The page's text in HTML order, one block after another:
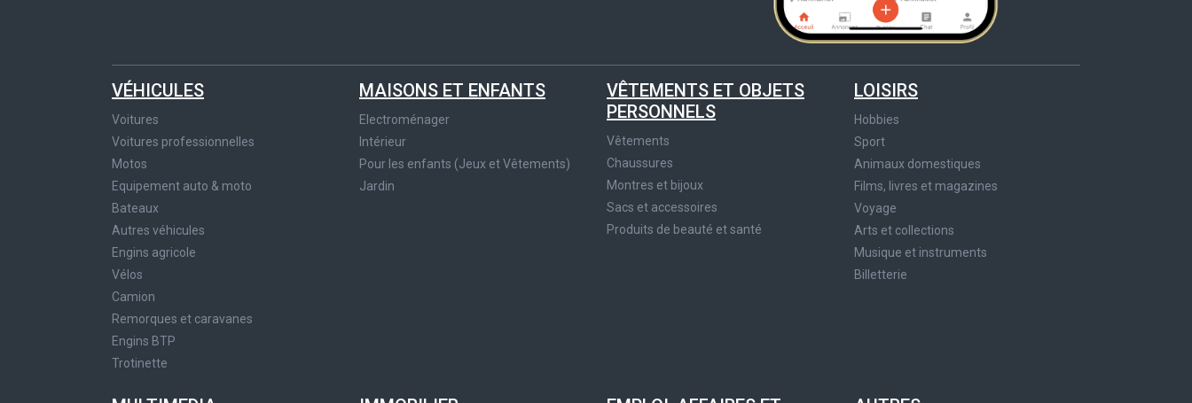
VÉHICULES
Voitures
Voitures professionnelles
Motos
Equipement auto & moto
Bateaux
Autres véhicules
Engins agricole
Vélos
Camion
Remorques et caravanes
Engins BTP
Trotinette
MAISONS ET ENFANTS
Electroménager
Intérieur
Pour les enfants (Jeux et Vêtements)
Jardin
VÊTEMENTS ET OBJETS
PERSONNELS
Vêtements
Chaussures
Montres et bijoux
Sacs et accessoires
Produits de beauté et santé
LOISIRS
Hobbies
Sport
Animaux domestiques
Films, livres et magazines
Voyage
Arts et collections
Musique et instruments
Billetterie